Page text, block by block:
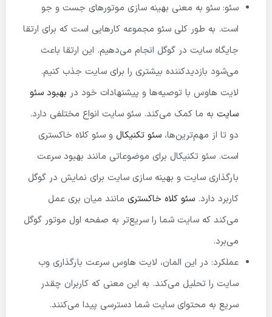
سئو: سئو به معنی بهینه سازی موتورهای جست و جو
است. به طور کلی سئو مجموعه کارهایی است که برای ارتقا
جایگاه سایت در گوگل انجام می‌دهیم. این ارتقا باعث
می‌شود بازدیدکننده بیشتری را برای سایت جذب کنیم.
لایت هاوس با توصیه‌ها و پیشنهادات خود در بهبود سئو
سایت به ما کمک می‌کند. سئو سایت انواع مختلفی دارد.
دو تا از مهم‌ترین‌ها، سئو تکنیکال و سئو کلاه خاکستری
است. سئو تکنیکال برای موضوعاتی مانند بهبود سرعت
بارگذاری سایت و بهینه سازی سایت برای نمایش در گوگل
کاربرد دارد. سئو کلاه خاکستری مانند میان بری عمل
می‌کند که سایت شما را سریع‌تر به صفحه اول موتور گوگل
می‌برد.
عملکرد: در این المان، لایت هاوس سرعت بارگذاری وب
سایت را تحلیل می‌کند. به این معنی که کاربران چقدر
سریع به محتوای سایت شما دسترسی پیدا می‌کنند.